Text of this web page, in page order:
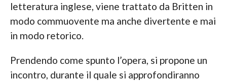
letteratura inglese, viene trattato da Britten in
modo commuovente ma anche divertente e mai
in modo retorico.
Prendendo come spunto l’opera, si propone un
incontro, durante il quale si approfondiranno